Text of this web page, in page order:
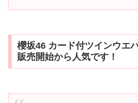
櫻坂46 カード付ツインウエ
販売開始から人気です！